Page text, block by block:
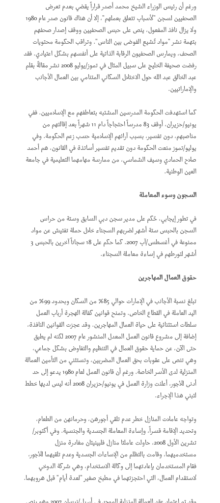
ورغم أن رئيس الوزراء الشيخ محمد أصدر قراراً يقضي بعدم تعرض
الصحفيين لسجن "لأسباب تتعلق بعملهم"، إلا أن هناك قانون صدر عام 1980
ولا يزال نافذ المفعول، ينص على حبس الصحفيين ووقف إصدار صحفهم
بتهمة نشر "مواد تُشيع الفوضى بين الناس". وتراقب الحكومة محتويات
الصحف، ويمارس الصحفيون الرقابة الذاتية على أنفسهم بشكل اعتيادي. فقد
رفضت صحيفة الخليج على سبيل المثال في تموز/يوليو 2008 نشر مقالةً بقلم
عبد الخالق عبد الله حول الاختلال السكاني المتنامي بين العمال الأجانب
والإماراتيين.
كما استهدفت الحكومة المدرسين المشتبه بتعاطفهم مع الإسلاميين. ففي
يونيو/حزيران، أوقف 83 مدرساً احتجاجاً دام 11 شهراً بعد إقالتهم من
مناصبهم، دون تفسير، بسبب آرائهم الإسلامية حسب زعم الحكومة. وفي
يوليو/تموز منعت الحكومة دون تقديم تفسير أساتذة في القانون، هم أحمد
صلاح الحمادي وسيف الشماسي، من ممارسة مهامهما التعليمية في جامعة
العين الوطنية.
السجون وسوء المعاملة
في تطور إيجابي، حُكم على مدير سجن دبي السابق وستة من حراس
السجن بالحبس ستة أشهر لضربهم السجناء خلال حملة تفتيش عن مواد
ممنوعة في أغسطس/آب 2007. كما حكم على 18 سجاناً آخرين بالحبس 3
أشهر لتورطهم في إساءة معاملة السجناء.
حقوق العمال المهاجرين
تبلغ نسبة الأجانب في الإمارات حوالي 85% من السكان وبحدود 99% من
اليد العاملة في القطاع الخاص. وتمنح قوانين كفالة الهجرة أرباب العمل
سلطات استثنائية على حياة العمال المهاجرين. وقد عجزت القوانين النافذة،
إضافة إلى مشروع قانون العمل المعدل المنشور عام 2007 لكنه لم يطبق
حتى الآن، عن حماية حقوق العمال في التنظيم والتفاوض بشكل جماعي،
وهي تنص على عقوبات بحق العمال المضربين، وتستثني من التأمين العمالة
المنزلية لدى الأسر الخاصة. ورغم أن قانون العمل لعام 1980 يدعو إلى حد
أدنى للأجور، أعلنت وزارة العمل في يونيو/حزيران 2008 أنه ليس لديها خطط
لتبني هذا الإجراء.
وتواجه عاملات المنازل خطر عدم تلقي أجورهن، وحرمانهن من الطعام،
وتحديد الإقامة قسراً، وإساءة المعاملة الجسدية والجنسية. وفي أكتوبر/
تشرين الأول 2008، حاولت عاملتا منازل فلبينيتان مغادرة منزل
مستخدميهما، وقامت بالتظلم من الإساءات الجسدية وعدم تلقيهما للأجور،
فقام المستخدمان بإعادتهما إلى وكالة الاستخدام، وهي شركة الدوخي
لاستقدام العمال، التي احتجزتهما في مطبخ صغير "لعدة أيام" قبل هروبهما.